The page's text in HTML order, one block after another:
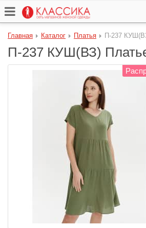
Главная Каталог Платья П-237
П-237 КУШ(ВЗ)